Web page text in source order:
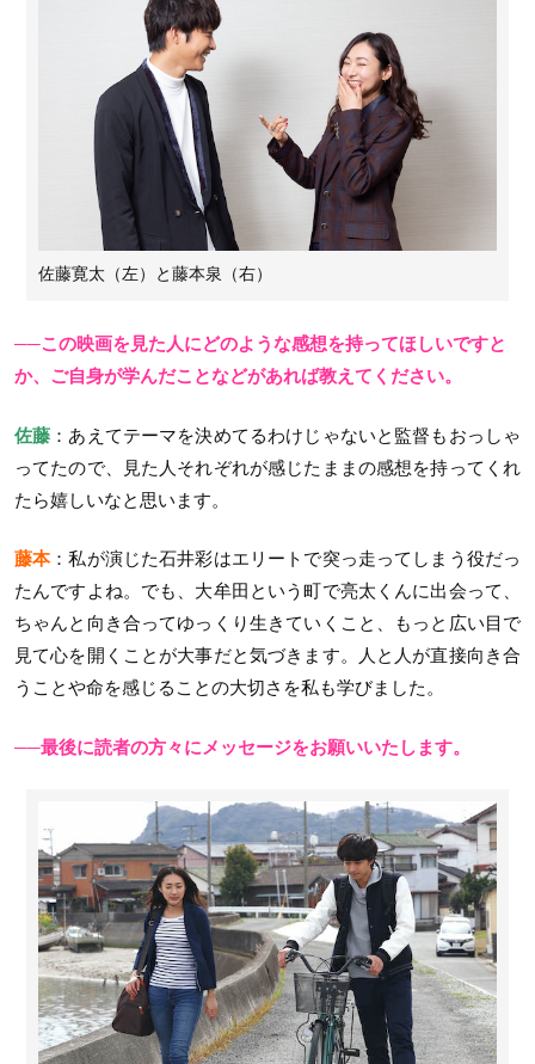
佐藤寛太（左）と藤本泉（右）
──この映画を見た人にどのような感想を持ってほしいですと
か、ご自身が学んだことなどがあれば教えてください。
佐藤 ：あえてテーマを決めてるわけじゃないと監督もおっしゃ
ってたので、見た人それぞれが感じたままの感想を持ってくれ
たら嬉しいなと思います。
藤本：私が演じた石井彩はエリートで突っ走ってしまう役だっ
たんですよね。でも、大牟田という町で亮太くんに出会って、
ちゃんと向き合ってゆっくり生きていくこと、もっと広い目で
見て心を開くことが大事だと気づきます。人と人が直接向き合
うことや命を感じることの大切さを私も学びました。
──最後に読者の方々にメッセージをお願いいたします。